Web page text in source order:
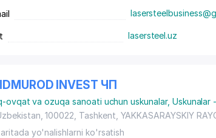
lasersteel.uz
INVEST ЧП
ovqat va ozuqa sanoati uchun uskunalar, Uskunalar
100022, Tashkent, YAKKASARAYSKIY
yo'nalishlarni ko'rsatish